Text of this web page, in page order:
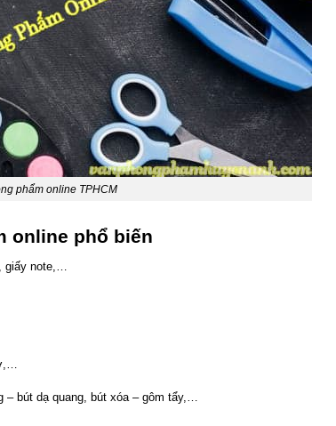
phẩm online TPHCM
online phổ biến
giấy note,…
– bút dạ quang, bút xóa – gôm tẩy,…